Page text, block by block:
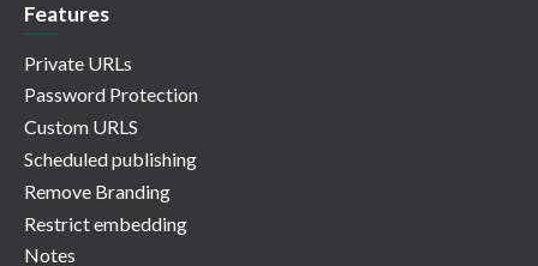
Features
Private URLs
Password Protection
Custom URLS
Scheduled publishing
Remove Branding
Restrict embedding
Notes